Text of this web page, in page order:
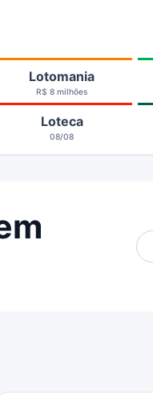
Lotomania
R$ 8 milhões
Loteca
08/08